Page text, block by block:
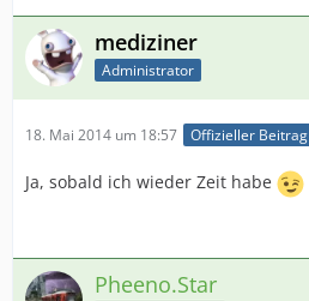
mediziner
Administrator
18. Mai 2014 um 18:57 Offizieller Beitrag
Ja, sobald ich wieder Zeit habe
Pheeno.Star